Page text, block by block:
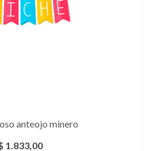
anteojo minero
1.833,00